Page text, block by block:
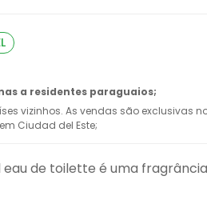
a residentes paraguaios;
vizinhos. As vendas são exclusivas
Ciudad del Este;
de toilette é uma